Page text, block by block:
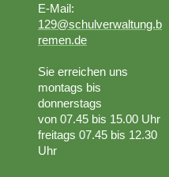
E-Mail:
129@schulverwaltung.b
remen.de
Sie erreichen uns
montags bis
donnerstags
von 07.45 bis 15.00 Uhr
freitags 07.45 bis 12.30
Uhr